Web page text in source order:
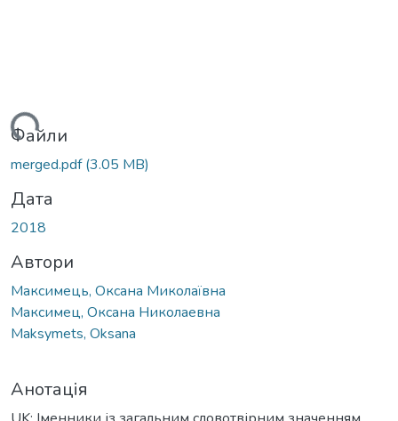
Файли
merged.pdf(3.05 MB)
Дата
2018
Автори
Максимець, Оксана Миколаївна
Максимец, Оксана Николаевна
Maksymets, Oksana
Анотація